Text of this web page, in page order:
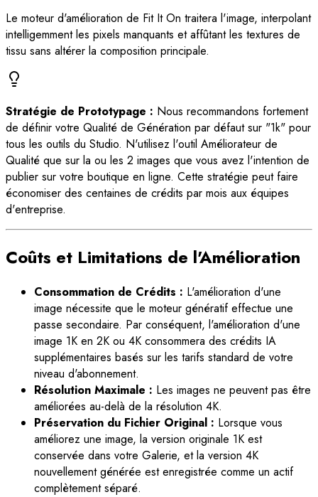
Le moteur d'amélioration de Fit It On traitera l'image, interpolant
intelligemment les pixels manquants et affûtant les textures de
tissu sans altérer la composition principale.
Stratégie de Prototypage : Nous recommandons fortement
de définir votre Qualité de Génération par défaut sur "1k" pour
tous les outils du Studio. N'utilisez l'outil Améliorateur de
Qualité que sur la ou les 2 images que vous avez l'intention de
publier sur votre boutique en ligne. Cette stratégie peut faire
économiser des centaines de crédits par mois aux équipes
d'entreprise.
Coûts et Limitations de l'Amélioration
Consommation de Crédits : L'amélioration d'une
image nécessite que le moteur génératif effectue une
passe secondaire. Par conséquent, l'amélioration d'une
image 1K en 2K ou 4K consommera des crédits IA
supplémentaires basés sur les tarifs standard de votre
niveau d'abonnement.
Résolution Maximale : Les images ne peuvent pas être
améliorées au-delà de la résolution 4K.
Préservation du Fichier Original : Lorsque vous
améliorez une image, la version originale 1K est
conservée dans votre Galerie, et la version 4K
nouvellement générée est enregistrée comme un actif
complètement séparé.